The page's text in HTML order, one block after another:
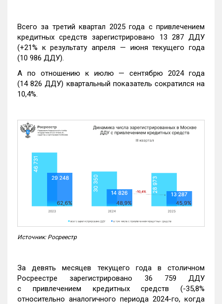
Всего за третий квартал 2025 года с привлечением
кредитных средств зарегистрировано 13 287 ДДУ
(+21% к результату апреля — июня текущего года
(10 986 ДДУ).
А по отношению к июлю — сентябрю 2024 года
(14 826 ДДУ) квартальный показатель сократился на
10,4%.
Источник: Росреестр
За девять месяцев текущего года в столичном
Росреестре зарегистрировано 36 759 ДДУ
с привлечением кредитных средств (-35,8%
относительно аналогичного периода 2024-го, когда